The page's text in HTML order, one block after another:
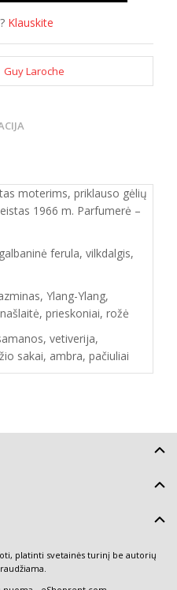
Klauskite
Guy Laroche
moterims, priklauso gėlių
1966 m. Parfumerė –
ferula, vilkdalgis,
Ylang-Ylang,
prieskoniai, rožė
vetiverija,
sakai, ambra, pačiuliai
platinti svetainės turinį be autorių